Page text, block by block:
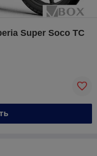
Super Soco TC